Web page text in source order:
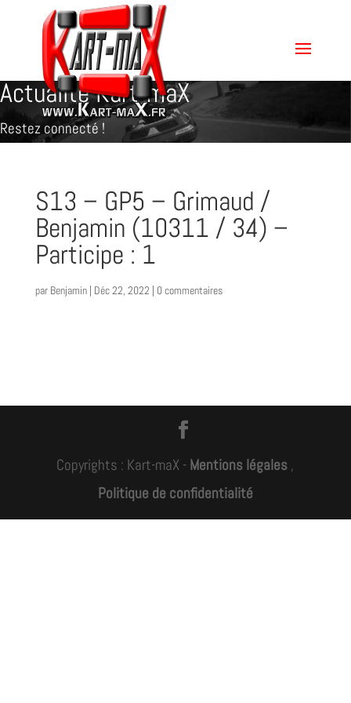
Actualité Kart-maX
Restez connecté !
S13 – GP5 – Grimaud /
Benjamin (10311 / 34) –
Participe : 1
par Benjamin| Déc 22, 2022 | 0 commentaires
Copyrights : Kart-maX - Mentions légales ,
Politique de confidentialité